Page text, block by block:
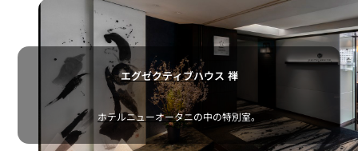
エグゼクティブハウス 禅
ホテルニューオータニの中の特別室。